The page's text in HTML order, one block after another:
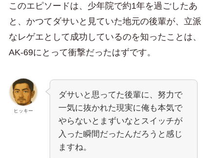
このエピソードは、少年院で約1年を過ごしたあ
と、かつてダサいと見ていた地元の後輩が、立派
なレゲエとして成功しているのを知ったことは、
AK-69にとって衝撃だったはずです。
ヒッキー
ダサいと思ってた後輩に、努力で
一気に抜かれた現実に俺も本気で
やらないとまずいなとスイッチが
入った瞬間だったんだろうと感じ
ますね。